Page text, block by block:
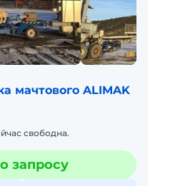
мачтового ALIMAK
свободна.
запросу